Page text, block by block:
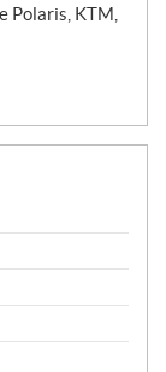
Polaris, KTM,